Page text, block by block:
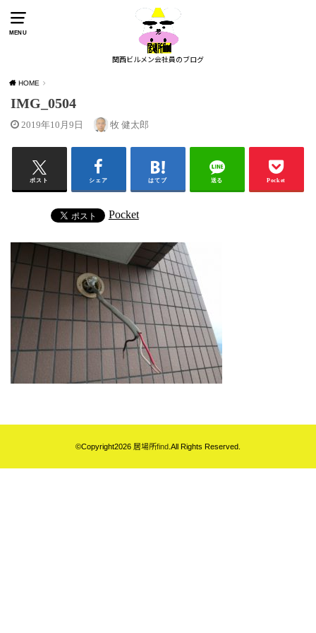
MENU
関西ビルメン会社員のブログ
HOME
IMG_0504
2019年10月9日 牧 健太郎
ポスト シェア はてブ 送る Pocket
Pocket
©Copyright2026 居場所find.All Rights Reserved.